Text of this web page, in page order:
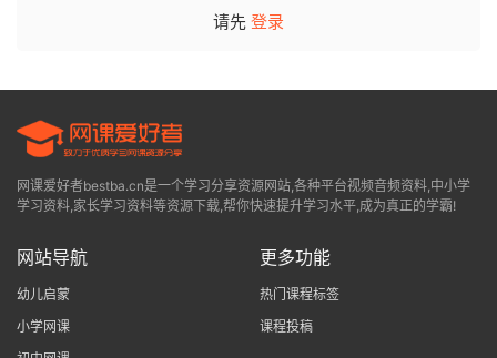
请先 登录
网课爱好者bestba.cn是一个学习分享资源网站,各种平台视频音频资料,中小学
学习资料,家长学习资料等资源下载,帮你快速提升学习水平,成为真正的学霸!
网站导航
幼儿启蒙
小学网课
更多功能
热门课程标签
课程投稿